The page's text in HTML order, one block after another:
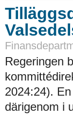
Regeringen
2024:24).
därigenom i